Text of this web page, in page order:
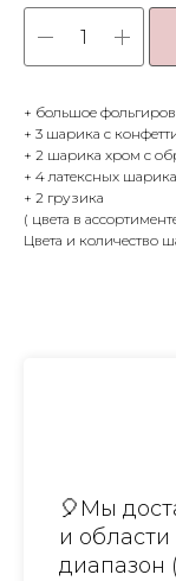
+ большое
+ 3 шарика с
+ 2 шарика хром с
+ 4 латексных
+ 2 грузика
( цвета в
Цвета и количество
🎈Мы
и
диапазон